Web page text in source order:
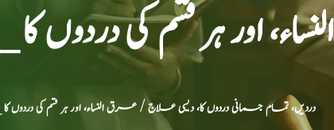
اور ہر قسم کی
دردیں، تمام جسمانی دردوں کا، دیسی علاج/ عرق النساء، اور ہر قسم کی